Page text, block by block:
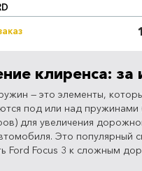
клиренса: за
— это элементы,
под или над
для увеличения
Это популярный
Ford Focus 3 к сложным